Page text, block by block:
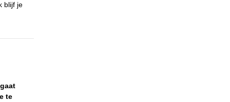
blijf je
te